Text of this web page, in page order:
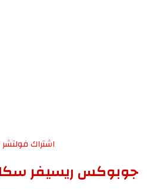
اشتراك فولتشر 3 أشهر
جوبوكس ريسيفر